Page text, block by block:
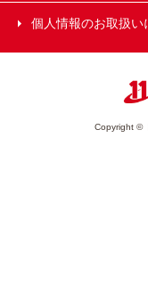
個人情報のお取扱い
Copyright ©